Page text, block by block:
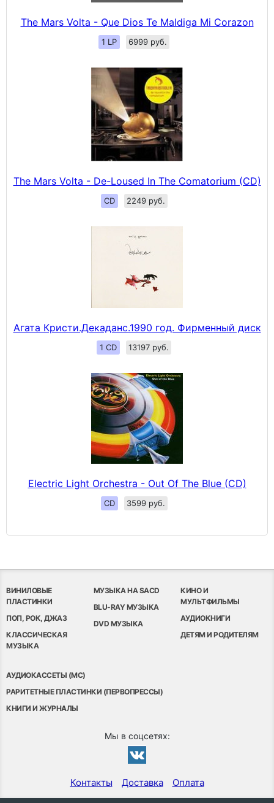
The Mars Volta - Que Dios Te Maldiga Mi Corazon
1 LP 6999 руб.
The Mars Volta - De-Loused In The Comatorium (CD)
CD 2249 руб.
Агата Кристи.Декаданс.1990 год. Фирменный диск
1 CD 13197 руб.
Electric Light Orchestra - Out Of The Blue (CD)
CD 3599 руб.
ВИНИЛОВЫЕ
ПЛАСТИНКИ
ПОП, РОК, ДЖАЗ
КЛАССИЧЕСКАЯ
МУЗЫКА
МУЗЫКА НА SACD
BLU-RAY МУЗЫКА
DVD МУЗЫКА
КИНО И
МУЛЬТФИЛЬМЫ
АУДИОКНИГИ
ДЕТЯМ И РОДИТЕЛЯМ
АУДИОКАССЕТЫ (MC)
РАРИТЕТНЫЕ ПЛАСТИНКИ (ПЕРВОПРЕССЫ)
КНИГИ И ЖУРНАЛЫ
Мы в соцсетях:
Контакты Доставка Оплата